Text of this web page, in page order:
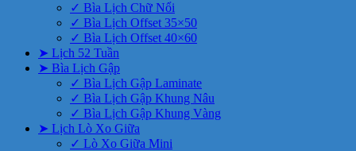
✓ Bìa Lịch Chữ Nổi
✓ Bìa Lịch Offset 35×50
✓ Bìa Lịch Offset 40×60
➤ Lịch 52 Tuần
➤ Bìa Lịch Gập
✓ Bìa Lịch Gập Laminate
✓ Bìa Lịch Gập Khung Nâu
✓ Bìa Lịch Gập Khung Vàng
➤ Lịch Lò Xo Giữa
✓ Lò Xo Giữa Mini